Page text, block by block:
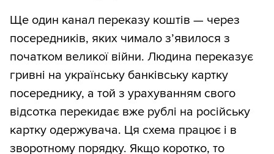
Ще один канал переказу коштів — через
посередників, яких чимало з’явилося з
початком великої війни. Людина переказує
гривні на українську банківську картку
посереднику, а той з урахуванням свого
відсотка перекидає вже рублі на російську
картку одержувача. Ця схема працює і в
зворотному порядку. Якщо коротко, то